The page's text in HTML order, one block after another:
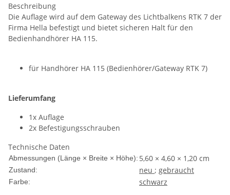
Beschreibung
Die Auflage wird auf dem Gateway des Lichtbalkens RTK 7 der
Firma Hella befestigt und bietet sicheren Halt für den
Bedienhandhörer HA 115.
für Handhörer HA 115 (Bedienhörer/Gateway RTK 7)
Lieferumfang
1x Auflage
2x Befestigungsschrauben
Technische Daten
Abmessungen (Länge × Breite × Höhe): 5,60 × 4,60 × 1,20 cm
Zustand: neu ; gebraucht
Farbe: schwarz